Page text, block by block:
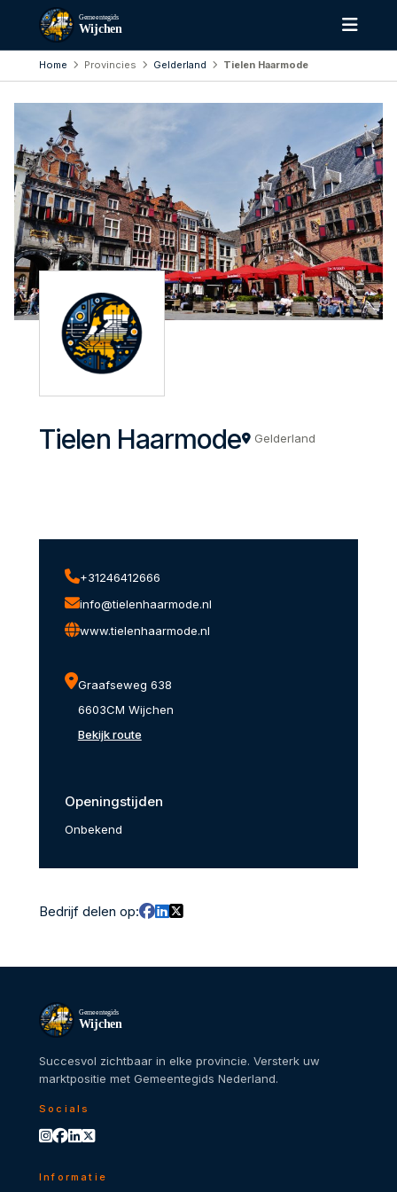
Gemeentegids
Wijchen
Home Provincies Gelderland Tielen Haarmode
Tielen Haarmode Gelderland
+31246412666
info@tielenhaarmode.nl
www.tielenhaarmode.nl
Graafseweg 638
6603CM Wijchen
Bekijk route
Openingstijden
Onbekend
Bedrijf delen op:
Gemeentegids
Wijchen
Succesvol zichtbaar in elke provincie. Versterk uw
marktpositie met Gemeentegids Nederland.
Socials
Informatie